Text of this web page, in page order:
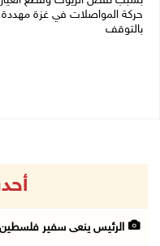
حركة المواصلات في غزة مهددة
بالتوقف
الرئيس ينعى سفير